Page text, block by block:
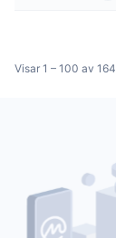
Visar 1 – 100 av 164